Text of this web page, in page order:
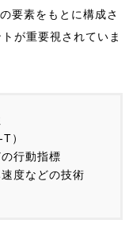
要素をもとに構成さ
が重要視されていま
）
行動指標
度などの技術